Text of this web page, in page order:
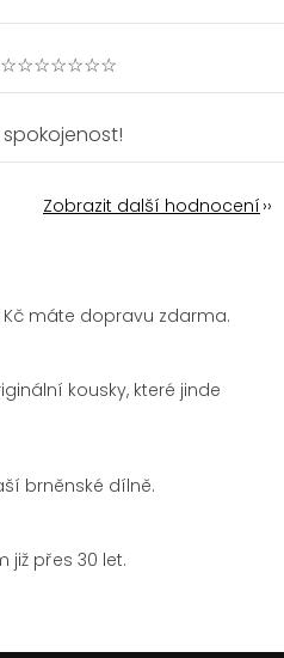
Zobrazit další hodnocení
Kč máte dopravu zdarma.
kousky, které jinde
brněnské dílně.
již přes 30 let.